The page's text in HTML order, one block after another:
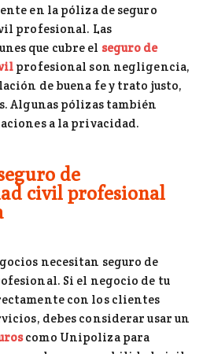
en la póliza de seguro
profesional. Las
que cubre el seguro de
profesional son negligencia,
de buena fe y trato justo,
Algunas pólizas también
a la privacidad.
de
civil profesional
necesitan seguro de
Si el negocio de tu
con los clientes
debes considerar usar un
como Unipoliza para